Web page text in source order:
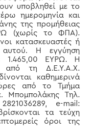
υποβληθεί με το
ημερομηνία και
της προμήθειας
(χωρίς το ΦΠΑ).
κατασκευαστές ή
αυτού. Η εγγύηση
1.465,00 ΕΥΡΩ. Η
από τη Δ.Ε.Υ.Α.Χ.
καθημερινά
από το Τμήμα
Μπομπολάκης Τηλ.
e-mail:
τα τεύχη
όροι της